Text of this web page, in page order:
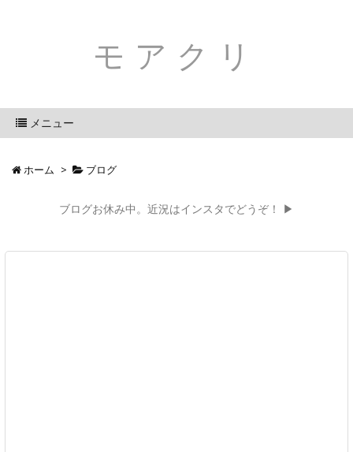
モアクリ
メニュー
ホーム > ブログ
ブログお休み中。近況はインスタでどうぞ！ ▶